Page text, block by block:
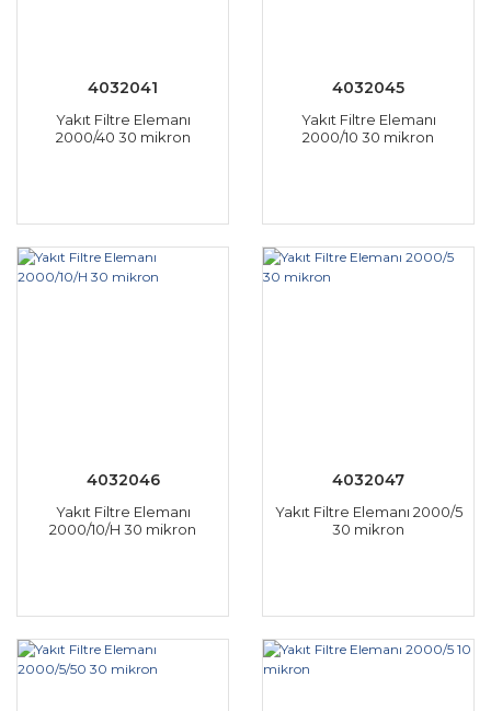
4032041
Yakıt Filtre Elemanı
2000/40 30 mikron
4032045
Yakıt Filtre Elemanı
2000/10 30 mikron
4032046
Yakıt Filtre Elemanı
2000/10/H 30 mikron
4032047
Yakıt Filtre Elemanı 2000/5
30 mikron